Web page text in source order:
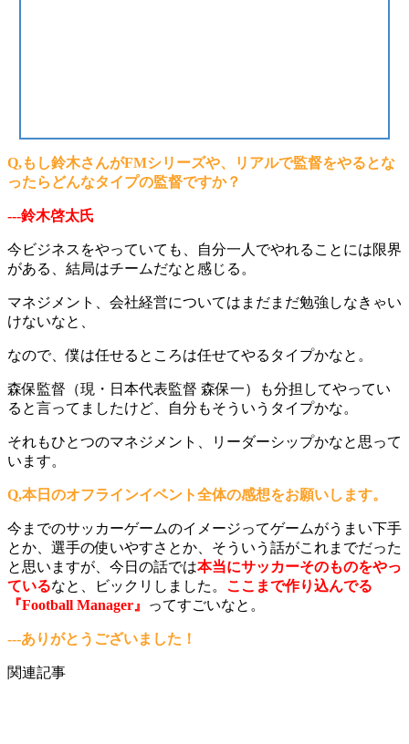
Q,もし鈴木さんがFMシリーズや、リアルで監督をやるとな
ったらどんなタイプの監督ですか？
---鈴木啓太氏
今ビジネスをやっていても、自分一人でやれることには限界
がある、結局はチームだなと感じる。
マネジメント、会社経営についてはまだまだ勉強しなきゃい
けないなと、
なので、僕は任せるところは任せてやるタイプかなと。
森保監督（現・日本代表監督 森保一）も分担してやってい
ると言ってましたけど、自分もそういうタイプかな。
それもひとつのマネジメント、リーダーシップかなと思って
います。
Q,本日のオフラインイベント全体の感想をお願いします。
今までのサッカーゲームのイメージってゲームがうまい下手
とか、選手の使いやすさとか、そういう話がこれまでだった
と思いますが、今日の話では本当にサッカーそのものをやっ
ているなと、ビックリしました。 ここまで作り込んでる
『Football Manager』
ってすごいなと。
---ありがとうございました！
関連記事